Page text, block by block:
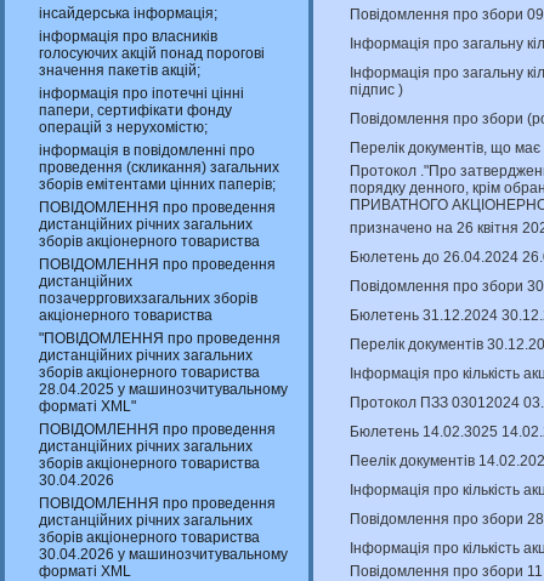
інсайдерська інформація;
інформація про власників
голосуючих акцій понад порогові
значення пакетів акцій;
інформація про іпотечні цінні
папери, сертифікати фонду
операцій з нерухомістю;
інформація в повідомленні про
проведення (скликання) загальних
зборів емітентами цінних паперів;
ПОВІДОМЛЕННЯ про проведення
дистанційних річних загальних
зборів акціонерного товариства
ПОВІДОМЛЕННЯ про проведення
дистанційних
позачеррговихзагальних зборів
акціонерного товариства
"ПОВІДОМЛЕННЯ про проведення
дистанційних річних загальних
зборів акціонерного товариства
28.04.2025 у машинозчитувальному
форматі XML"
ПОВІДОМЛЕННЯ про проведення
дистанційних річних загальних
зборів акціонерного товариства
30.04.2026
ПОВІДОМЛЕННЯ про проведення
дистанційних річних загальних
зборів акціонерного товариства
30.04.2026 у машинозчитувальному
форматі XML
Повідомлення про збори
Інформація про загальну
Інформація про загальну
підпис )
Повідомлення про збори
Перелік документів, що
Протокол ."Про
порядку денного, крім
ПРИВАТНОГО
призначено на 26 квітня
Бюлетень до 26.04.2024
Повідомлення про збори
Бюлетень 31.12.2024
Перелік документів
Інформація про кількість
Протокол ПЗЗ 03012024
Бюлетень 14.02.3025
Пеелік документів
Інформація про кількість
Повідомлення про збори
Інформація про кількість
Повідомлення про збори